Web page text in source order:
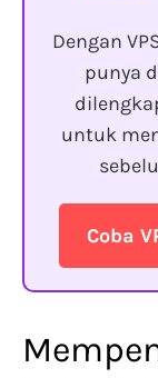
Dengan
punya
untuk
Coba